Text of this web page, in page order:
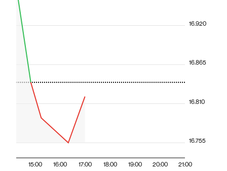
15:00 16:00 17:00 18:00 19:00 20:00 21:00
16.755
16.810
16.865
16.920